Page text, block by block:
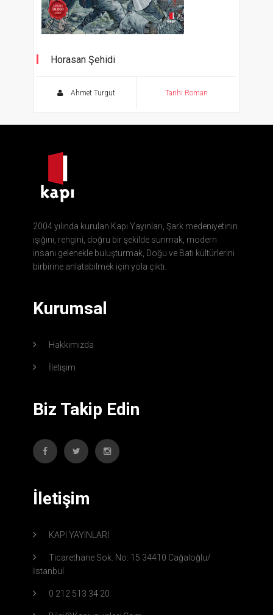
Horasan Şehidi
Ahmet Turgut Tarihi Roman
2004 yılında kurulan Kapı Yayınları, Şark medeniyetinin
ışığını, rengini, doğru bir şekilde sunmak, modern
insanı gelenekle buluşturmak, Doğu ve Batı kültürlerini
birbirine anlatabilmek için yola çıktı.
Kurumsal
Hakkımızda
İletişim
Biz Takip Edin
İletişim
KAPI YAYINLARI
Ticarethane Sok. No: 15 34410 Cağaloğlu/
İstanbul
0 212 513 34 20